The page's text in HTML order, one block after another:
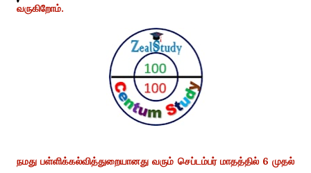
வருகிறோம்.
நமது பள்ளிக்கல்வித்துறையானது வரும் செப்டம்பர் மாதத்தில் 6 முதல்